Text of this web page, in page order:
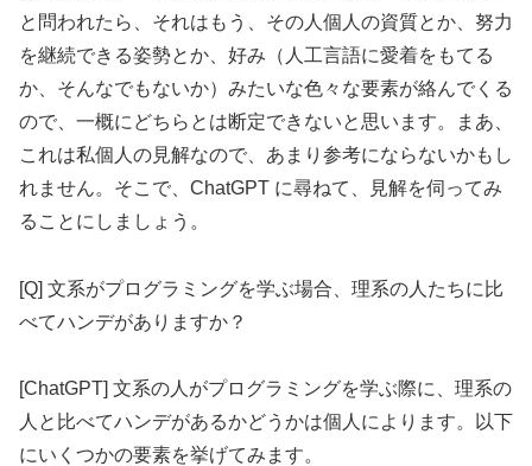
と問われたら、それはもう、その人個人の資質とか、努力
を継続できる姿勢とか、好み（人工言語に愛着をもてる
か、そんなでもないか）みたいな色々な要素が絡んでくる
ので、一概にどちらとは断定できないと思います。まあ、
これは私個人の見解なので、あまり参考にならないかもし
れません。そこで、ChatGPT に尋ねて、見解を伺ってみ
ることにしましょう。
[Q] 文系がプログラミングを学ぶ場合、理系の人たちに比
べてハンデがありますか？
[ChatGPT] 文系の人がプログラミングを学ぶ際に、理系の
人と比べてハンデがあるかどうかは個人によります。以下
にいくつかの要素を挙げてみます。